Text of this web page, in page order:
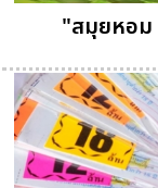
"สมุยหอม